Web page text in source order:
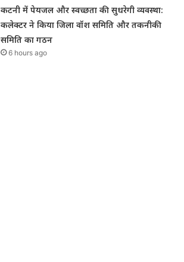
कटनी में पेयजल और स्वच्छता की सुधरेगी व्यवस्था:
कलेक्टर ने किया जिला वॉश समिति और तकनीकी
समिति का गठन
6 hours ago